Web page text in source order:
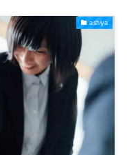
ashiya